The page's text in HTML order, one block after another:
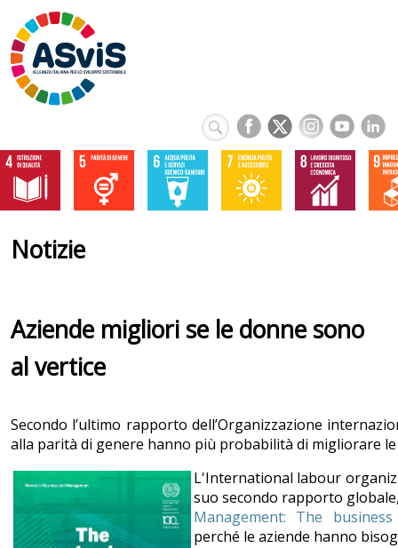
Notizie
Aziende migliori se le donne sono
al vertice
Secondo l’ultimo rapporto dell’Organizzazione
alla parità di genere hanno più probabilità di migliorare
L'International labour
suo secondo rapporto
Management: The
perché le aziende hanno